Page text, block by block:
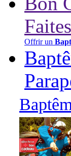
Offrir un